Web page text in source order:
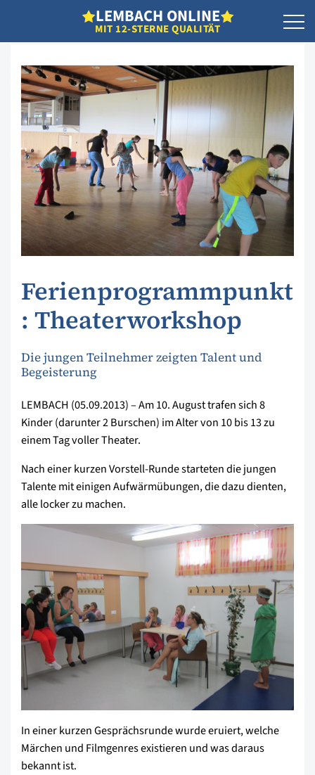
LEMBACH ONLINE
MIT 12-STERNE QUALITÄT
Ferienprogrammpunkt
: Theaterworkshop
Die jungen Teilnehmer zeigten Talent und
Begeisterung
LEMBACH (05.09.2013) – Am 10. August trafen sich 8
Kinder (darunter 2 Burschen) im Alter von 10 bis 13 zu
einem Tag voller Theater.
Nach einer kurzen Vorstell-Runde starteten die jungen
Talente mit einigen Aufwärmübungen, die dazu dienten,
alle locker zu machen.
In einer kurzen Gesprächsrunde wurde eruiert, welche
Märchen und Filmgenres existieren und was daraus
bekannt ist.